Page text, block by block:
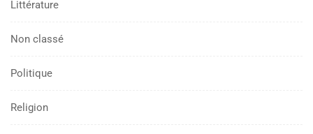
Littérature
Non classé
Politique
Religion